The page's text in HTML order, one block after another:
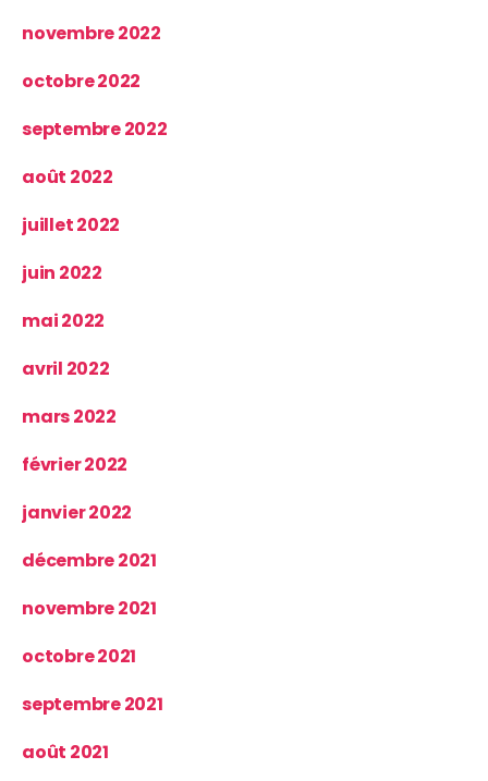
novembre 2022
octobre 2022
septembre 2022
août 2022
juillet 2022
juin 2022
mai 2022
avril 2022
mars 2022
février 2022
janvier 2022
décembre 2021
novembre 2021
octobre 2021
septembre 2021
août 2021